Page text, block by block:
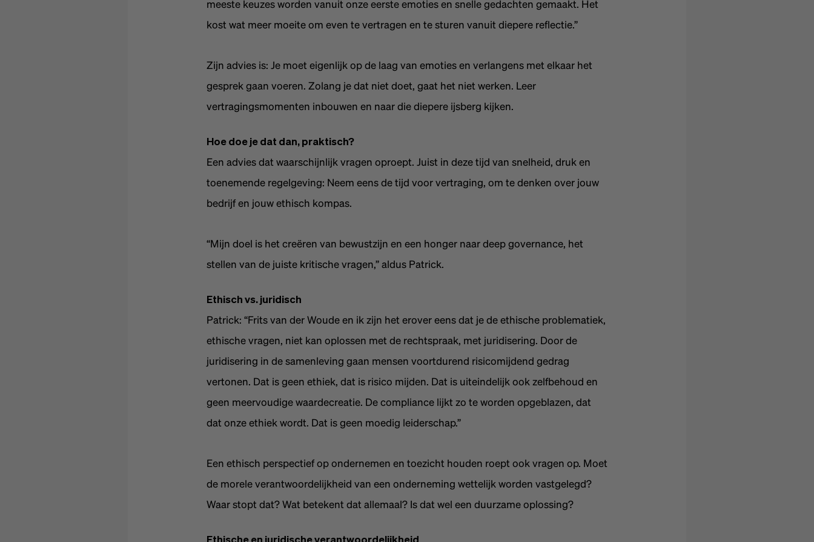
meeste keuzes worden vanuit onze eerste emoties en snelle gedachten gemaakt. Het
kost wat meer moeite om even te vertragen en te sturen vanuit diepere reflectie.”
Zijn advies is: Je moet eigenlijk op de laag van emoties en verlangens met elkaar het
gesprek gaan voeren. Zolang je dat niet doet, gaat het niet werken. Leer
vertragingsmomenten inbouwen en naar die diepere ijsberg kijken.
Hoe doe je dat dan, praktisch?
Een advies dat waarschijnlijk vragen oproept. Juist in deze tijd van snelheid, druk en
toenemende regelgeving: Neem eens de tijd voor vertraging, om te denken over jouw
bedrijf en jouw ethisch kompas.
“Mijn doel is het creëren van bewustzijn en een honger naar deep governance, het
stellen van de juiste kritische vragen,” aldus Patrick.
Ethisch vs. juridisch
Patrick: “Frits van der Woude en ik zijn het erover eens dat je de ethische problematiek,
ethische vragen, niet kan oplossen met de rechtspraak, met juridisering. Door de
juridisering in de samenleving gaan mensen voortdurend risicomijdend gedrag
vertonen. Dat is geen ethiek, dat is risico mijden. Dat is uiteindelijk ook zelfbehoud en
geen meervoudige waardecreatie. De compliance lijkt zo te worden opgeblazen, dat
dat onze ethiek wordt. Dat is geen moedig leiderschap.”
Een ethisch perspectief op ondernemen en toezicht houden roept ook vragen op. Moet
de morele verantwoordelijkheid van een onderneming wettelijk worden vastgelegd?
Waar stopt dat? Wat betekent dat allemaal? Is dat wel een duurzame oplossing?